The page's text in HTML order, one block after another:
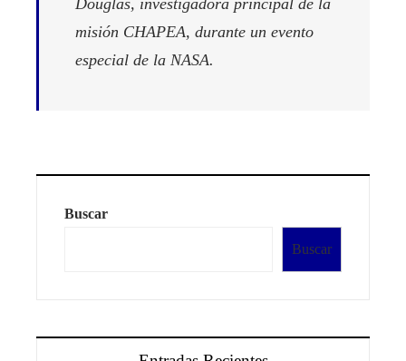
Douglas, investigadora principal de la
misión CHAPEA, durante un evento
especial de la NASA.
Buscar
Buscar